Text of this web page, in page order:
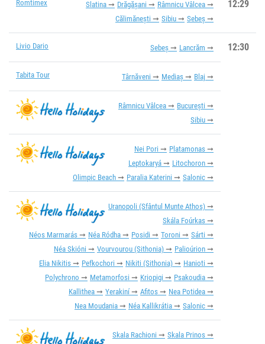
Romtimex Slatina Drăgășani
Râmnicu Vâlcea
Călimănești
Sibiu Sebeș
12:29
Livio Dario Sebeș Lancrăm 12:30
Tabita Tour Târnăveni Mediaș Blaj
Râmnicu Vâlcea
București
Sibiu
Nei Pori
Platamonas
Leptokaryá
Litochoron
Olimpic Beach
Paralia Katerini Salonic
Uranopoli (Sfântul Munte Athos)
Skála Foúrkas
Néos Marmarás
Néa Ródha Posidi Toroni
Sárti
Néa Skióni
Vourvourou (Sithonia)
Palioúrion
Elia Nikitis
Pefkochori Nikiti (Sithonia)
Hanioti
Polychrono
Metamorfosi Kriopigi
Psakoudia
Kallithea
Yerakiní Afitos
Nea Potidea
Nea Moudania
Néa Kallikrátia Salonic
Skala Rachioni
Skala Prinos